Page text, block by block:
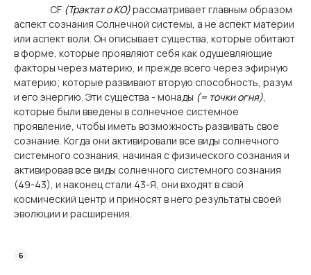
CF (Трактат о КО)рассматривает главным образом
аспект сознания Солнечной системы, а не аспект материи
или аспект воли. Он описывает существа, которые обитают
в форме, которые проявляют себя как одушевляющие
факторы через материю, и прежде всего через эфирную
материю; которые развивают вторую способность, разум
и его энергию. Эти существа - монады (= точки огня),
которые были введены в солнечное системное
проявление, чтобы иметь возможность развивать свое
сознание. Когда они активировали все виды солнечного
системного сознания, начиная с физического сознания и
активировав все виды солнечного системного сознания
(49-43), и наконец стали 43-Я, они входят в свой
космический центр и приносят в него результаты своей
эволюции и расширения.